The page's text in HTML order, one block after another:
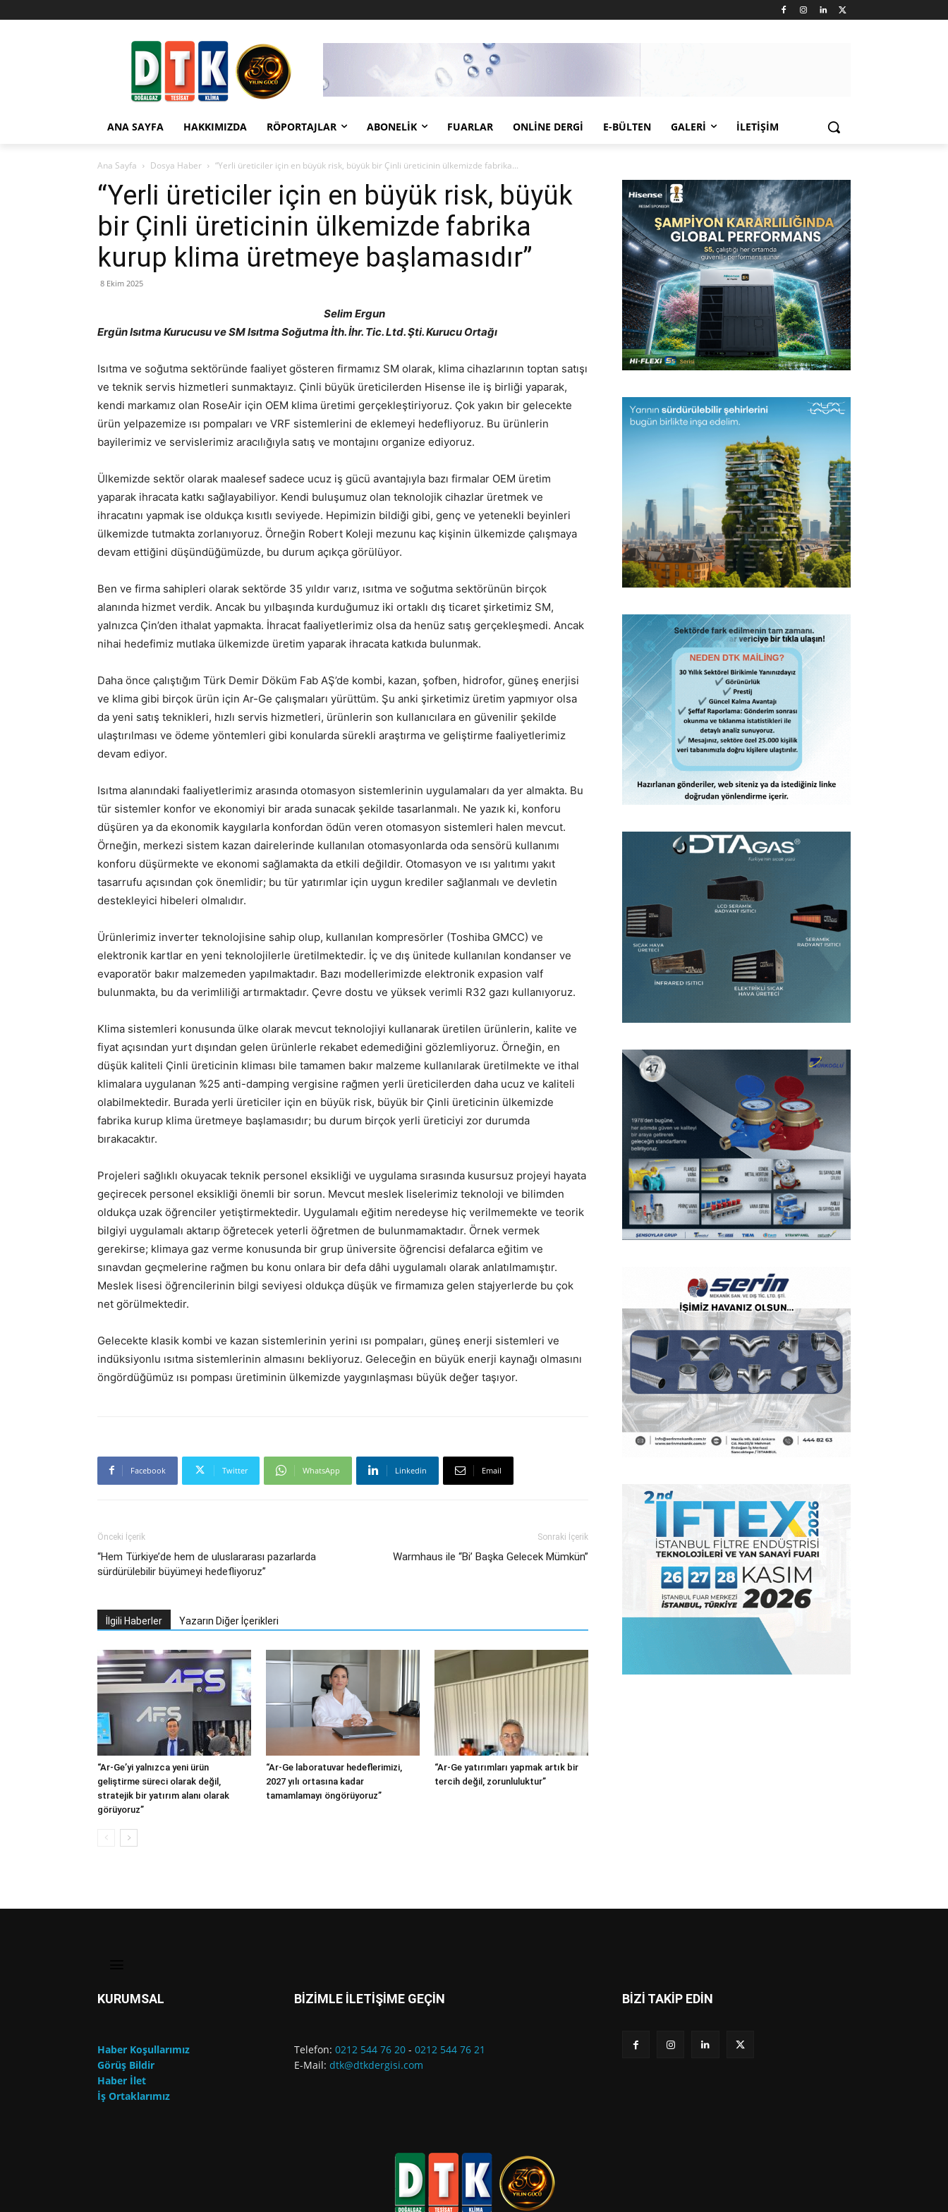
ANA SAYFA HAKKIMIZDA RÖPORTAJLAR ABONELIK FUARLAR ONLINE DERGI E-BÜLTEN GALERI İLETIŞIM
Ana Sayfa Dosya Haber “Yerli üreticiler için en büyük risk, büyük bir Çinli üreticinin ülkemizde fabrika...
“Yerli üreticiler için en büyük risk, büyük
bir Çinli üreticinin ülkemizde fabrika
kurup klima üretmeye başlamasıdır”
8 Ekim 2025
Selim Ergun
Ergün Isıtma Kurucusu ve SM Isıtma Soğutma İth. İhr. Tic. Ltd. Şti. Kurucu Ortağı
Isıtma ve soğutma sektöründe faaliyet gösteren firmamız SM olarak, klima cihazlarının toptan satışı
ve teknik servis hizmetleri sunmaktayız. Çinli büyük üreticilerden Hisense ile iş birliği yaparak,
kendi markamız olan RoseAir için OEM klima üretimi gerçekleştiriyoruz. Çok yakın bir gelecekte
ürün yelpazemize ısı pompaları ve VRF sistemlerini de eklemeyi hedefliyoruz. Bu ürünlerin
bayilerimiz ve servislerimiz aracılığıyla satış ve montajını organize ediyoruz.
Ülkemizde sektör olarak maalesef sadece ucuz iş gücü avantajıyla bazı firmalar OEM üretim
yaparak ihracata katkı sağlayabiliyor. Kendi buluşumuz olan teknolojik cihazlar üretmek ve
ihracatını yapmak ise oldukça kısıtlı seviyede. Hepimizin bildiği gibi, genç ve yetenekli beyinleri
ülkemizde tutmakta zorlanıyoruz. Örneğin Robert Koleji mezunu kaç kişinin ülkemizde çalışmaya
devam ettiğini düşündüğümüzde, bu durum açıkça görülüyor.
Ben ve firma sahipleri olarak sektörde 35 yıldır varız, ısıtma ve soğutma sektörünün birçok
alanında hizmet verdik. Ancak bu yılbaşında kurduğumuz iki ortaklı dış ticaret şirketimiz SM,
yalnızca Çin’den ithalat yapmakta. İhracat faaliyetlerimiz olsa da henüz satış gerçekleşmedi. Ancak
nihai hedefimiz mutlaka ülkemizde üretim yaparak ihracata katkıda bulunmak.
Daha önce çalıştığım Türk Demir Döküm Fab AŞ’de kombi, kazan, şofben, hidrofor, güneş enerjisi
ve klima gibi birçok ürün için Ar-Ge çalışmaları yürüttüm. Şu anki şirketimiz üretim yapmıyor olsa
da yeni satış teknikleri, hızlı servis hizmetleri, ürünlerin son kullanıcılara en güvenilir şekilde
ulaştırılması ve ödeme yöntemleri gibi konularda sürekli araştırma ve geliştirme faaliyetlerimiz
devam ediyor.
Isıtma alanındaki faaliyetlerimiz arasında otomasyon sistemlerinin uygulamaları da yer almakta. Bu
tür sistemler konfor ve ekonomiyi bir arada sunacak şekilde tasarlanmalı. Ne yazık ki, konforu
düşüren ya da ekonomik kaygılarla konfordan ödün veren otomasyon sistemleri halen mevcut.
Örneğin, merkezi sistem kazan dairelerinde kullanılan otomasyonlarda oda sensörü kullanımı
konforu düşürmekte ve ekonomi sağlamakta da etkili değildir. Otomasyon ve ısı yalıtımı yakıt
tasarrufu açısından çok önemlidir; bu tür yatırımlar için uygun krediler sağlanmalı ve devletin
destekleyici hibeleri olmalıdır.
Ürünlerimiz inverter teknolojisine sahip olup, kullanılan kompresörler (Toshiba GMCC) ve
elektronik kartlar en yeni teknolojilerle üretilmektedir. İç ve dış ünitede kullanılan kondanser ve
evaporatör bakır malzemeden yapılmaktadır. Bazı modellerimizde elektronik expasion valf
bulunmakta, bu da verimliliği artırmaktadır. Çevre dostu ve yüksek verimli R32 gazı kullanıyoruz.
Klima sistemleri konusunda ülke olarak mevcut teknolojiyi kullanarak üretilen ürünlerin, kalite ve
fiyat açısından yurt dışından gelen ürünlerle rekabet edemediğini gözlemliyoruz. Örneğin, en
düşük kaliteli Çinli üreticinin kliması bile tamamen bakır malzeme kullanılarak üretilmekte ve ithal
klimalara uygulanan %25 anti-damping vergisine rağmen yerli üreticilerden daha ucuz ve kaliteli
olabilmektedir. Burada yerli üreticiler için en büyük risk, büyük bir Çinli üreticinin ülkemizde
fabrika kurup klima üretmeye başlamasıdır; bu durum birçok yerli üreticiyi zor durumda
bırakacaktır.
Projeleri sağlıklı okuyacak teknik personel eksikliği ve uygulama sırasında kusursuz projeyi hayata
geçirecek personel eksikliği önemli bir sorun. Mevcut meslek liselerimiz teknoloji ve bilimden
oldukça uzak öğrenciler yetiştirmektedir. Uygulamalı eğitim neredeyse hiç verilmemekte ve teorik
bilgiyi uygulamalı aktarıp öğretecek yeterli öğretmen de bulunmamaktadır. Örnek vermek
gerekirse; klimaya gaz verme konusunda bir grup üniversite öğrencisi defalarca eğitim ve
sınavdan geçmelerine rağmen bu konu onlara bir defa dâhi uygulamalı olarak anlatılmamıştır.
Meslek lisesi öğrencilerinin bilgi seviyesi oldukça düşük ve firmamıza gelen stajyerlerde bu çok
net görülmektedir.
Gelecekte klasik kombi ve kazan sistemlerinin yerini ısı pompaları, güneş enerji sistemleri ve
indüksiyonlu ısıtma sistemlerinin almasını bekliyoruz. Geleceğin en büyük enerji kaynağı olmasını
öngördüğümüz ısı pompası üretiminin ülkemizde yaygınlaşması büyük değer taşıyor.
Facebook Twitter WhatsApp Linkedin Email
Önceki İçerik
“Hem Türkiye’de hem de uluslararası pazarlarda
sürdürülebilir büyümeyi hedefliyoruz”
Sonraki İçerik
Warmhaus ile “Bi’ Başka Gelecek Mümkün”
İlgili Haberler Yazarın Diğer İçerikleri
“Ar-Ge’yi yalnızca yeni ürün
geliştirme süreci olarak değil,
stratejik bir yatırım alanı olarak
görüyoruz”
“Ar-Ge laboratuvar hedeflerimizi,
2027 yılı ortasına kadar
tamamlamayı öngörüyoruz”
“Ar-Ge yatırımları yapmak artık bir
tercih değil, zorunluluktur”
KURUMSAL
Haber Koşullarımız
Görüş Bildir
Haber İlet
İş Ortaklarımız
BİZİMLE İLETİŞİME GEÇİN
Telefon: 0212 544 76 20 - 0212 544 76 21
E-Mail: dtk@dtkdergisi.com
BİZİ TAKİP EDİN